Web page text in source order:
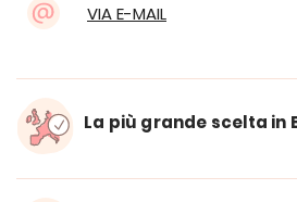
VIA E-MAIL
La più grande scelta in